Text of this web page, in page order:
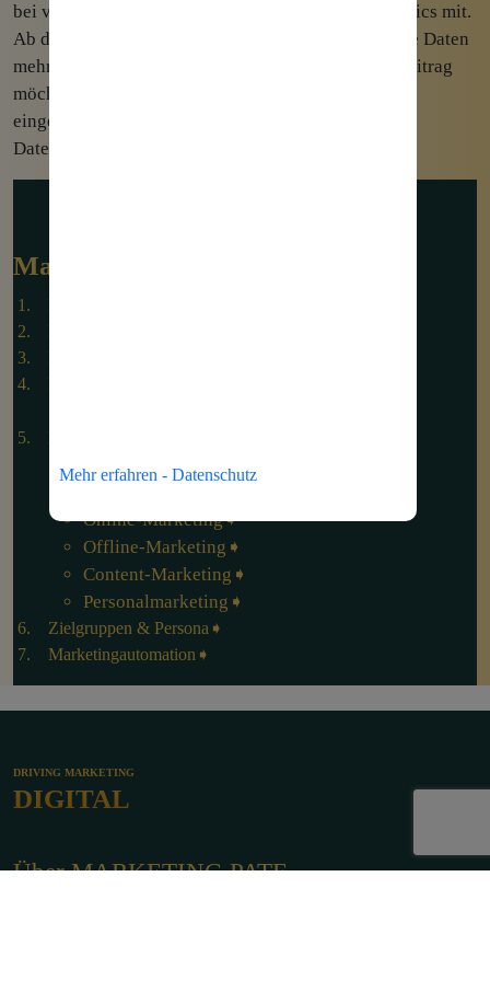
Mehr erfahren - Datenschutz
bei vielen Unternehmen genutzten Universal Analytics mit.
Ab dem 1.7.2023 sammelt Universal Analytics keine Daten
mehr – ein Wechsel wird somit Pflicht. In diesem Beitrag
möchte ich einmal auf die wichtigsten Änderungen
eingehen. Unterschiede in der Technik Keine
Datenansichten mehr […]
Marketing einfach erklärt
Marketing - Begriffsdefinition und Erklärung
Marketingkonzept
Marketingstrategie
Marketingmix & Marketinginstrumente
Marketingausrichtungen
B2C-Marketing
Online-Marketing
Offline-Marketing
Content-Marketing
Personalmarketing
Zielgruppen & Persona
Marketingautomation
DRIVING MARKETING
DIGITAL
Über MARKETING PATE